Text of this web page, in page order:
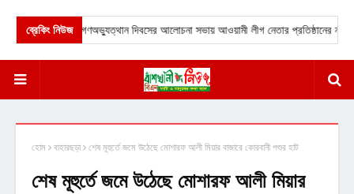
ব্রেকিং নিউজ
জুলাই গণঅভ্যুত্থান দিবসের আলোচনা সভায় আওয়ামী লীগ নেতার প্রতিষ্ঠানের নাস্তা
হোম বাহারছড়া শেষ মূহুর্তে জমে উঠেছে মোশারফ আলী মিয়ার বাজারে কোরবানী পশুর হাট
শেষ মূহুর্তে জমে উঠেছে মোশারফ আলী মিয়ার